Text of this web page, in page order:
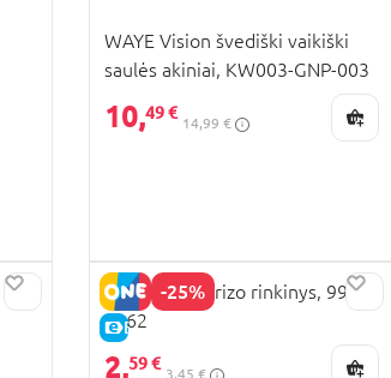
WAYE Vision švediški vaikiški
saulės akiniai, KW003-GNP-003
10,49 €
14,99 €
-25%
E-KAINA
BARBIE siurprizo rinkinys, 99-
0162
2,59 €
3,45 €